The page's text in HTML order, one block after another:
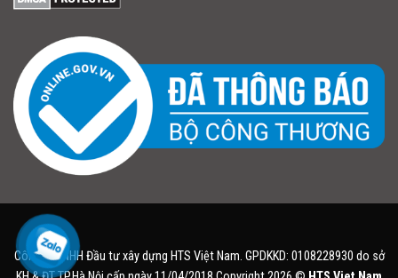
Công ty TNHH Đầu tư xây dựng HTS Việt Nam. GPDKKD: 0108228930 do sở